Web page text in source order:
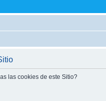
las cookies de este Sitio?